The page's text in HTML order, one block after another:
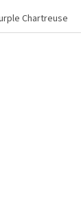
Moor Silver
Chartreuse